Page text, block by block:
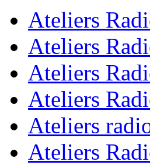
Ateliers
Ateliers
Ateliers
Ateliers
Ateliers
Ateliers